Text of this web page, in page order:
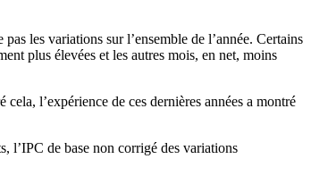
les variations sur l’ensemble de l’année. Certains
plus élevées et les autres mois, en net, moins
l’expérience de ces dernières années a montré
l’IPC de base non corrigé des variations